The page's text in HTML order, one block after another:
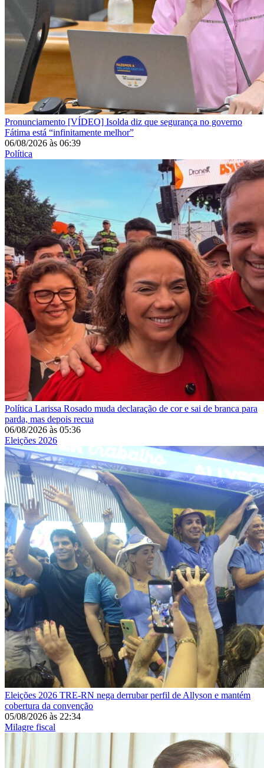
Pronunciamento [VÍDEO] Isolda diz que segurança no governo
Fátima está “infinitamente melhor”
06/08/2026 às 06:39
Política
Política Larissa Rosado muda declaração de cor e sai de branca para
parda, mas depois recua
06/08/2026 às 05:36
Eleições 2026
Eleições 2026 TRE-RN nega derrubar perfil de Allyson e mantém
cobertura da convenção
05/08/2026 às 22:34
Milagre fiscal